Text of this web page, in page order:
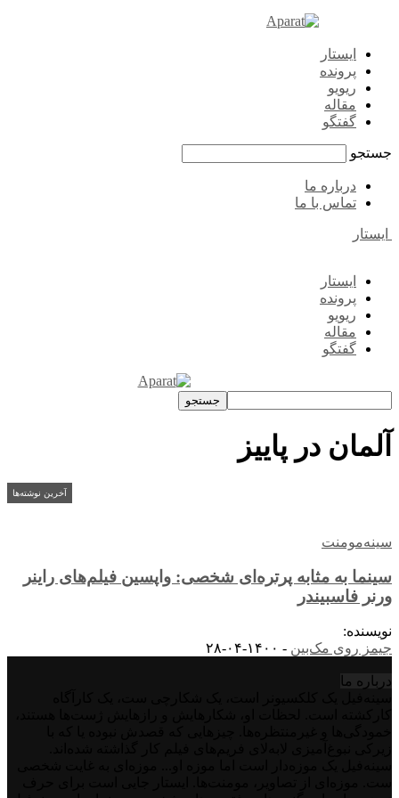
ایستار
پرونده
ریویو
مقاله
گفتگو
جستجو
درباره ما
تماس با ما
ایستار
ایستار
پرونده
ریویو
مقاله
گفتگو
آلمان در پاییز
آخرین نوشته‌ها
سینه‌مومنت
سینما به مثابه پرتره‌ای شخصی: واپسین فیلم‌های راینر
ورنر فاسبیندر
نویسنده:
جیمز روی مک‌بین - ۱۴۰۰-۰۴-۲۸
درباره‌ ما